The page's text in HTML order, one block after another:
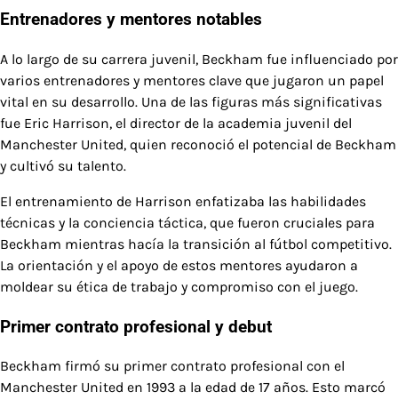
Entrenadores y mentores notables
A lo largo de su carrera juvenil, Beckham fue influenciado por
varios entrenadores y mentores clave que jugaron un papel
vital en su desarrollo. Una de las figuras más significativas
fue Eric Harrison, el director de la academia juvenil del
Manchester United, quien reconoció el potencial de Beckham
y cultivó su talento.
El entrenamiento de Harrison enfatizaba las habilidades
técnicas y la conciencia táctica, que fueron cruciales para
Beckham mientras hacía la transición al fútbol competitivo.
La orientación y el apoyo de estos mentores ayudaron a
moldear su ética de trabajo y compromiso con el juego.
Primer contrato profesional y debut
Beckham firmó su primer contrato profesional con el
Manchester United en 1993 a la edad de 17 años. Esto marcó